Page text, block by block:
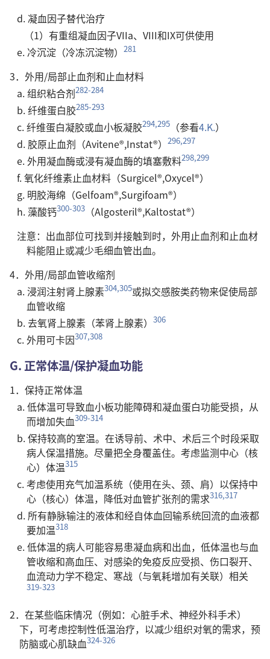
d. 凝血因子替代治疗
（1）有重组凝血因子VIIa、VIII和IX可供使用
e. 冷沉淀（冷冻沉淀物） 281
3．外用/局部止血剂和止血材料
a. 组织粘合剂282-284
b. 纤维蛋白胶285-293
c. 纤维蛋白凝胶或血小板凝胶294,295 （参看4.K.）
d. 胶原止血剂（Avitene®,Instat®） 296,297
e. 外用凝血酶或浸有凝血酶的填塞敷料298,299
f. 氧化纤维素止血材料（Surgicel®,Oxycel®）
g. 明胶海绵（Gelfoam®,Surgifoam®）
h. 藻酸钙300-303 （Algosteril®,Kaltostat®）
注意：出血部位可找到并接触到时，外用止血剂和止血材
料能阻止或减少毛细血管出血。
4．外用/局部血管收缩剂
a. 浸润注射肾上腺素304,305或拟交感胺类药物来促使局部
血管收缩
b. 去氧肾上腺素（苯肾上腺素） 306
c. 外用可卡因307,308
G. 正常体温/保护凝血功能
1．保持正常体温
a. 低体温可导致血小板功能障碍和凝血蛋白功能受损，从
而增加失血309-314
b. 保持较高的室温。在诱导前、术中、术后三个时段采取
病人保温措施。尽量把全身覆盖住。考虑监测中心（核
心）体温315
c. 考虑使用充气加温系统（使用在头、颈、肩）以保持中
心（核心）体温，降低对血管扩张剂的需求316,317
d. 所有静脉输注的液体和经自体血回输系统回流的血液都
要加温318
e. 低体温的病人可能容易患凝血病和出血，低体温也与血
管收缩和高血压、对感染的免疫反应受损、伤口裂开、
血流动力学不稳定、寒战（与氧耗增加有关联）相关
319-323
2．在某些临床情况（例如：心脏手术、神经外科手术）
下，可考虑控制性低温治疗，以减少组织对氧的需求，预
防脑或心肌缺血324-326